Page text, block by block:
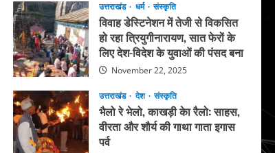
उत्तराखंड धर्म संस्कृति
विवाह डेस्टिनेशन में तेजी से विकसित
हो रहा त्रियुगीनारायण, सात फेरों के
लिए देश-विदेश के युवाओं की पंसद बना
November 22, 2025
उत्तराखंड देश संस्कृति
भैलो रे भेलो, काखड़ी केा रैलो: साहस,
वीरता और शौर्य की गाथा गाता इगास
पर्व